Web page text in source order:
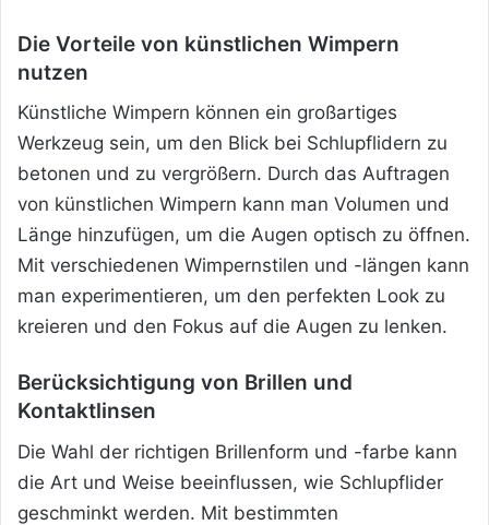
Die Vorteile von künstlichen Wimpern
nutzen
Künstliche Wimpern können ein großartiges
Werkzeug sein, um den Blick bei Schlupflidern zu
betonen und zu vergrößern. Durch das Auftragen
von künstlichen Wimpern kann man Volumen und
Länge hinzufügen, um die Augen optisch zu öffnen.
Mit verschiedenen Wimpernstilen und -längen kann
man experimentieren, um den perfekten Look zu
kreieren und den Fokus auf die Augen zu lenken.
Berücksichtigung von Brillen und
Kontaktlinsen
Die Wahl der richtigen Brillenform und -farbe kann
die Art und Weise beeinflussen, wie Schlupflider
geschminkt werden. Mit bestimmten